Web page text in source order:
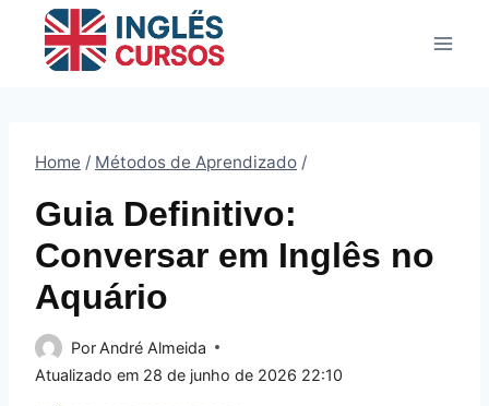
Home / Métodos de Aprendizado /
Guia Definitivo:
Conversar em Inglês no
Aquário
Por André Almeida
Atualizado em 28 de junho de 2026 22:10